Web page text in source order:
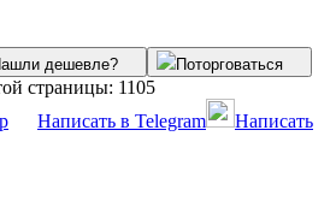
дешевле? Поторговаться
страницы: 1105
Написать в Telegram
Написать